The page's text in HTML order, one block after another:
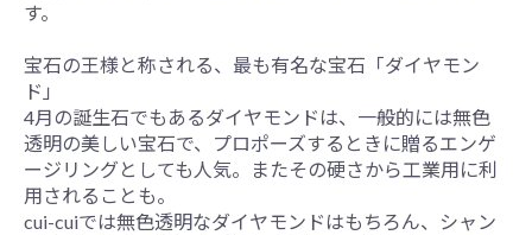
す。
宝石の王様と称される、最も有名な宝石「ダイヤモン
ド」
4月の誕生石でもあるダイヤモンドは、一般的には無色
透明の美しい宝石で、プロポーズするときに贈るエンゲ
ージリングとしても人気。またその硬さから工業用に利
用されることも。
cui-cuiでは無色透明なダイヤモンドはもちろん、シャン